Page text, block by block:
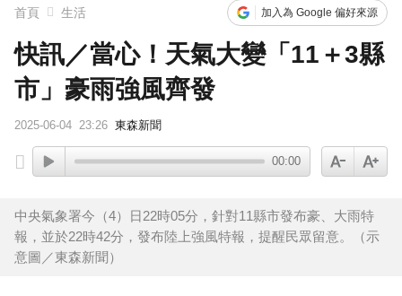
首頁 生活 加入為 Google 偏好來源
快訊／當心！天氣大變「11＋3縣
市」豪雨強風齊發
2025-06-04 23:26 東森新聞
00:00
中央氣象署今（4）日22時05分，針對11縣市發布豪、大雨特
報，並於22時42分，發布陸上強風特報，提醒民眾留意。（示
意圖／東森新聞）